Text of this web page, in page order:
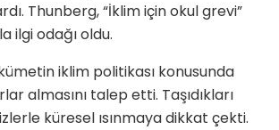
Thunberg, “İklim için okul grevi”
ilgi odağı oldu.
iklim politikası konusunda
almasını talep etti. Taşıdıkları
küresel ısınmaya dikkat çekti.